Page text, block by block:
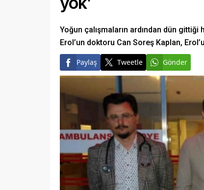
Yoğun çalışmaların ardından dün
Erol’un doktoru Can Soreş Kaplan,
Paylaş Tweetle Gönder